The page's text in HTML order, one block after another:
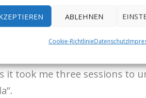
ABLEHNEN
Cookie-RichtlinieDatenschutz
of the area with a series of
another however this route
it took me three
it took me three sessions to